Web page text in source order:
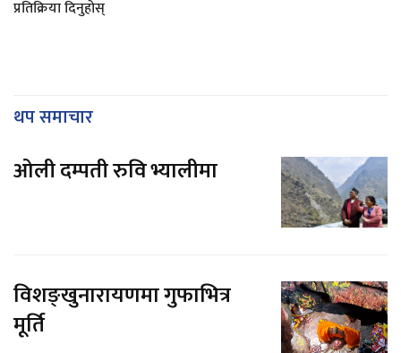
प्रतिक्रिया दिनुहोस्
थप समाचार
ओली दम्पती रुवि भ्यालीमा
विशङ्खुनारायणमा गुफाभित्र
मूर्ति